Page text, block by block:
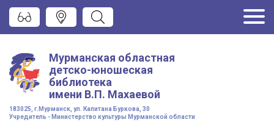
Мурманская областная
детско-юношеская
библиотека
имени В.П. Махаевой
183025, г.Мурманск, ул. Капитана Буркова, 30
Учредитель - Министерство культуры Мурманской области